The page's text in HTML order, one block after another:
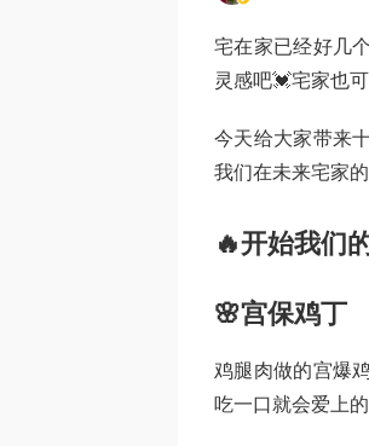
宅在家已经好几
灵感吧💓宅家也
今天给大家带来
我们在未来宅家
🔥开始我们
🌸宫保鸡丁
鸡腿肉做的宫爆
吃一口就会爱上